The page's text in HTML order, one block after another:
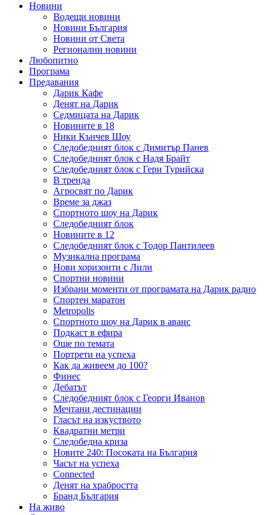
Новини
Водещи новини
Новини България
Новини от Света
Регионални новини
Любопитно
Програма
Предавания
Дарик Кафе
Денят на Дарик
Седмицата на Дарик
Новините в 18
Ники Кънчев Шоу
Следобедният блок с Димитър Панев
Следобедният блок с Надя Брайт
Следобедният блок с Гери Турийска
В тренда
Агросвят по Дарик
Време за джаз
Спортното шоу на Дарик
Следобедният блок
Новините в 12
Следобедният блок с Тодор Пантилеев
Музикална програма
Нови хоризонти с Лили
Спортни новини
Избрани моменти от програмата на Дарик радио
Спортен маратон
Metropolis
Спортното шоу на Дарик в аванс
Подкаст в ефира
Още по темата
Портрети на успеха
Как да живеем до 100?
Финес
Дебатът
Следобедният блок с Георги Иванов
Мечтани дестинации
Гласът на изкуството
Квадратни метри
Следобедна криза
Новите 240: Посоката на България
Часът на успеха
Connected
Денят на храбростта
Бранд България
На живо